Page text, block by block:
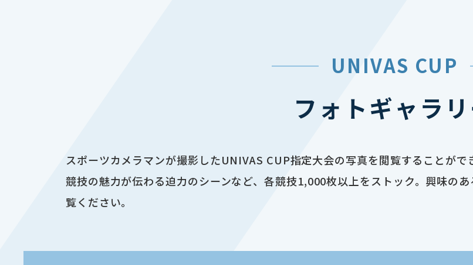
UNIVAS CUP
フォトギャラ
スポーツカメラマンが撮影したUNIVAS CUP指定大会の写真を閲覧することが
競技の魅力が伝わる迫力のシーンなど、各競技1,000枚以上をストック。興味の
覧ください。